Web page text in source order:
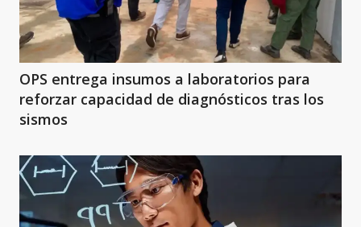
OPS entrega insumos a laboratorios para
reforzar capacidad de diagnósticos tras los
sismos